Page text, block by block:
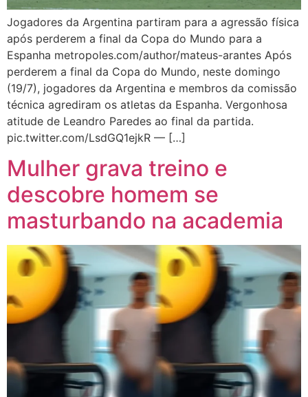
Jogadores da Argentina partiram para a agressão física
após perderem a final da Copa do Mundo para a
Espanha metropoles.com/author/mateus-arantes Após
perderem a final da Copa do Mundo, neste domingo
(19/7), jogadores da Argentina e membros da comissão
técnica agrediram os atletas da Espanha. Vergonhosa
atitude de Leandro Paredes ao final da partida.
pic.twitter.com/LsdGQ1ejkR — […]
Mulher grava treino e
descobre homem se
masturbando na academia